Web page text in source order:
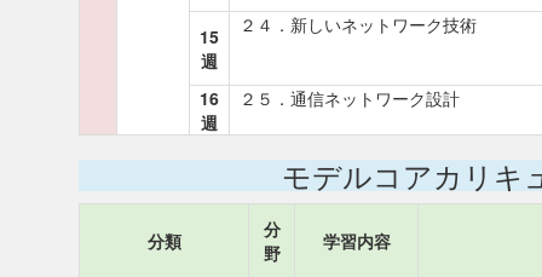
15
週
２４．新しいネットワーク技術
16
週
２５．通信ネットワーク設計
モデルコアカリキ
分類
分
野
学習内容